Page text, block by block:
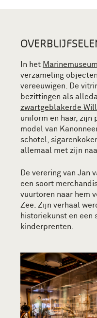
In het Marinemuseum
verzameling
vereeuwigen. De
bezittingen als
zwartgeblakerde
uniform en haar, zijn
model van
schotel,
allemaal met zijn
De verering van Jan
een soort
vuurtoren naar hem
Zee. Zijn verhaal
historiekunst en een
kinderprenten.